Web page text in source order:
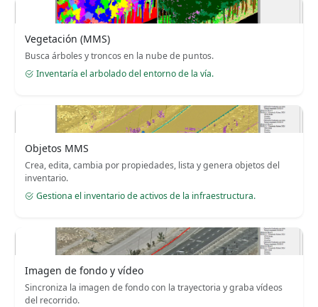
Vegetación (MMS)
Busca árboles y troncos en la nube de puntos.
Inventaría el arbolado del entorno de la vía.
Objetos MMS
Crea, edita, cambia por propiedades, lista y genera objetos del
inventario.
Gestiona el inventario de activos de la infraestructura.
Imagen de fondo y vídeo
Sincroniza la imagen de fondo con la trayectoria y graba vídeos
del recorrido.